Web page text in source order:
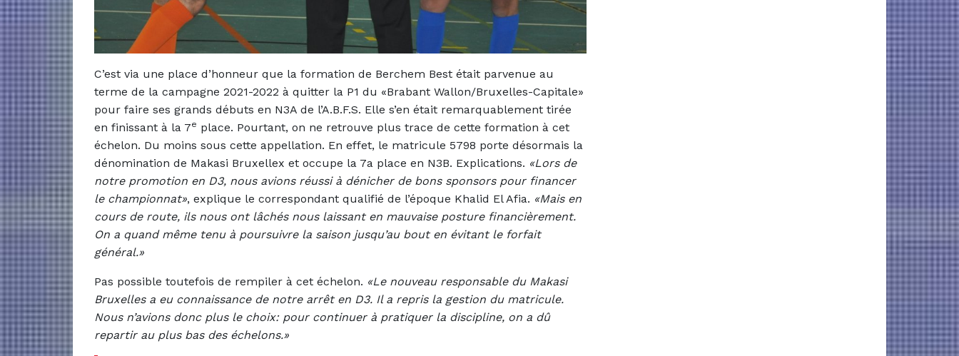
C’est via une place d’honneur que la formation de Berchem Best était parvenue au
terme de la campagne 2021-2022 à quitter la P1 du «Brabant Wallon/Bruxelles-Capitale»
pour faire ses grands débuts en N3A de l’A.B.F.S. Elle s’en était remarquablement tirée
en finissant à la 7e place. Pourtant, on ne retrouve plus trace de cette formation à cet
échelon. Du moins sous cette appellation. En effet, le matricule 5798 porte désormais la
dénomination de Makasi Bruxellex et occupe la 7a place en N3B. Explications. «Lors de
notre promotion en D3, nous avions réussi à dénicher de bons sponsors pour financer
le championnat», explique le correspondant qualifié de l’époque Khalid El Afia. «Mais en
cours de route, ils nous ont lâchés nous laissant en mauvaise posture financièrement.
On a quand même tenu à poursuivre la saison jusqu’au bout en évitant le forfait
général.»
Pas possible toutefois de rempiler à cet échelon. «Le nouveau responsable du Makasi
Bruxelles a eu connaissance de notre arrêt en D3. Il a repris la gestion du matricule.
Nous n’avions donc plus le choix: pour continuer à pratiquer la discipline, on a dû
repartir au plus bas des échelons.»